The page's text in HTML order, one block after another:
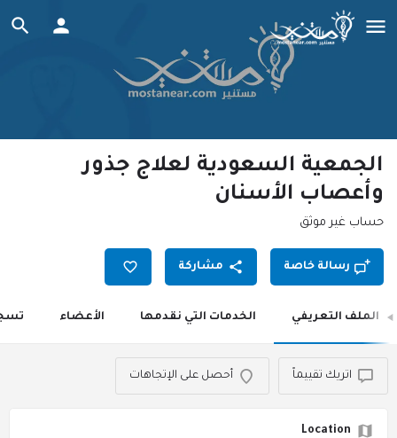
الجمعية السعودية لعلاج جذور
وأعصاب الأسنان
حساب غير موثق
رسالة خاصة مشاركة
الملف التعريفي الخدمات التي نقدمها الأعضاء
اتريك تقييماً أحصل على الإتجاهات
Location